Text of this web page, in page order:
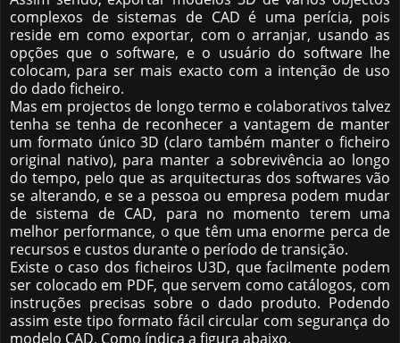
complexos de sistemas de CAD é uma perícia, pois
reside em como exportar, com o arranjar, usando as
opções que o software, e o usuário do software lhe
colocam, para ser mais exacto com a intenção de uso
do dado ficheiro.
Mas em projectos de longo termo e colaborativos talvez
tenha se tenha de reconhecer a vantagem de manter
um formato único 3D (claro também manter o ficheiro
original nativo), para manter a sobrevivência ao longo
do tempo, pelo que as arquitecturas dos softwares vão
se alterando, e se a pessoa ou empresa podem mudar
de sistema de CAD, para no momento terem uma
melhor performance, o que têm uma enorme perca de
recursos e custos durante o período de transição.
Existe o caso dos ficheiros U3D, que facilmente podem
ser colocado em PDF, que servem como catálogos, com
instruções precisas sobre o dado produto. Podendo
assim este tipo formato fácil circular com segurança do
modelo CAD. Como índica a figura abaixo.